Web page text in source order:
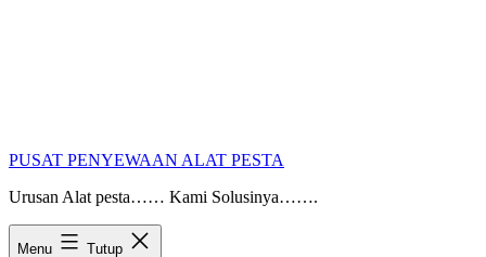
PUSAT PENYEWAAN ALAT PESTA
Urusan Alat pesta…… Kami Solusinya…….
Menu Tutup